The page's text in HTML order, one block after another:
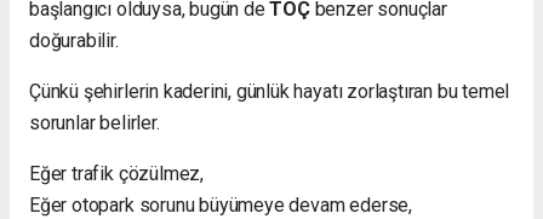
başlangıcı olduysa, bugün deTOÇbenzer sonuçlar
doğurabilir.
Çünkü şehirlerin kaderini, günlük hayatı zorlaştıran bu temel
sorunlar belirler.
Eğer trafik çözülmez,
Eğer otopark sorunu büyümeye devam ederse,